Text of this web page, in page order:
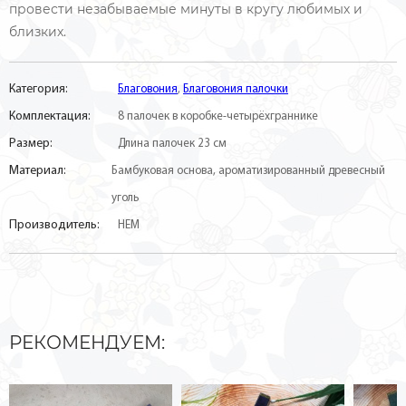
провести незабываемые минуты в кругу любимых и
близких.
Категория: Благовония, Благовония палочки
Комплектация: 8 палочек в коробке-четырёхграннике
Размер: Длина палочек 23 см
Материал: Бамбуковая основа, ароматизированный древесный
уголь
Производитель: HEM
РЕКОМЕНДУЕМ: